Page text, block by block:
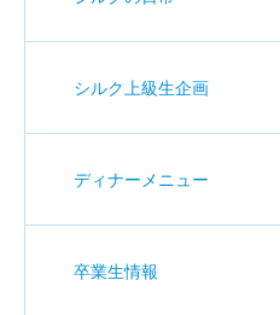
シルク上級生企画
ディナーメニュー
卒業生情報